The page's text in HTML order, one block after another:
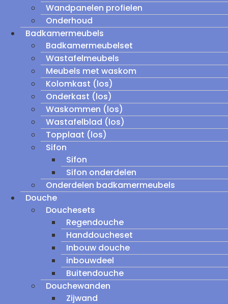
Wandpanelen profielen
Onderhoud
Badkamermeubels
Badkamermeubelset
Wastafelmeubels
Meubels met waskom
Kolomkast (los)
Onderkast (los)
Waskommen (los)
Wastafelblad (los)
Topplaat (los)
Sifon
Sifon
Sifon onderdelen
Onderdelen badkamermeubels
Douche
Douchesets
Regendouche
Handdoucheset
Inbouw douche
inbouwdeel
Buitendouche
Douchewanden
Zijwand